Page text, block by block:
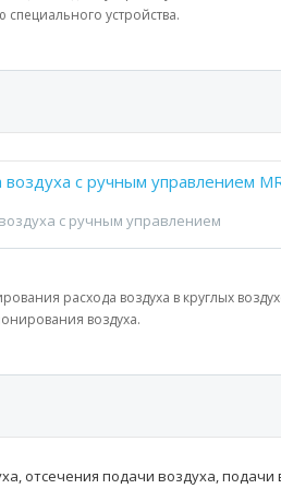
устройства.
воздуха с ручным управлением
с ручным управлением
расхода воздуха в круглых
воздуха.
отсечения подачи воздуха, подачи